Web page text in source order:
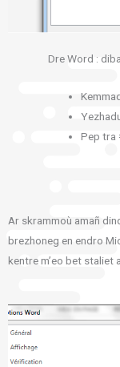
Dre Word :
Pep tra
Ar skrammoù amañ
brezhoneg en endro
kentre m’eo bet staliet